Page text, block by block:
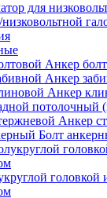
для
Анкер
Анкер
Анкер
Анкер
Болт
головкой